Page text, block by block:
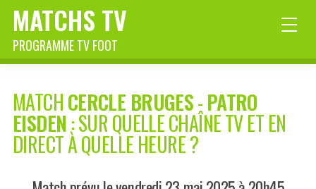
MATCHS TV
PROGRAMME TV FOOT
MATCHCERCLE BRUGES-PATRO
EISDEN: SUR QUELLE CHAÎNE TV ET EN
DIRECT À QUELLE HEURE ?